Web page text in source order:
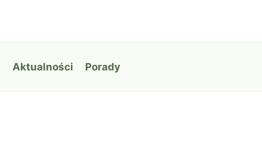
Aktualności Porady